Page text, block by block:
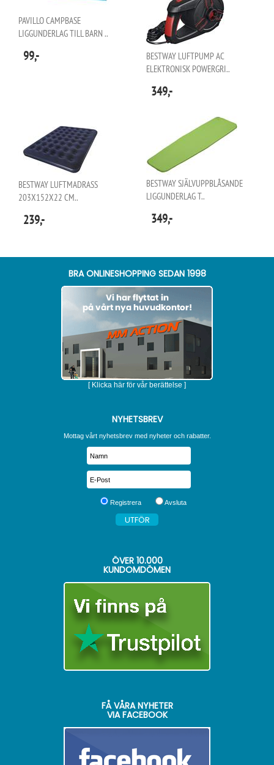
PAVILLO CAMPBASE
LIGGUNDERLAG TILL BARN ..
99,-
BESTWAY LUFTPUMP AC
ELEKTRONISK POWERGRI..
349,-
BESTWAY LUFTMADRASS
203X152X22 CM..
239,-
BESTWAY SJÄLVUPPBLÅSANDE
LIGGUNDERLAG T..
349,-
BRA ONLINESHOPPING SEDAN 1998
[ Klicka här för vår berättelse ]
NYHETSBREV
Mottag vårt nyhetsbrev med nyheter och rabatter.
Registrera Avsluta
ÖVER 10.000
KUNDOMDÖMEN
FÅ VÅRA NYHETER
VIA FACEBOOK